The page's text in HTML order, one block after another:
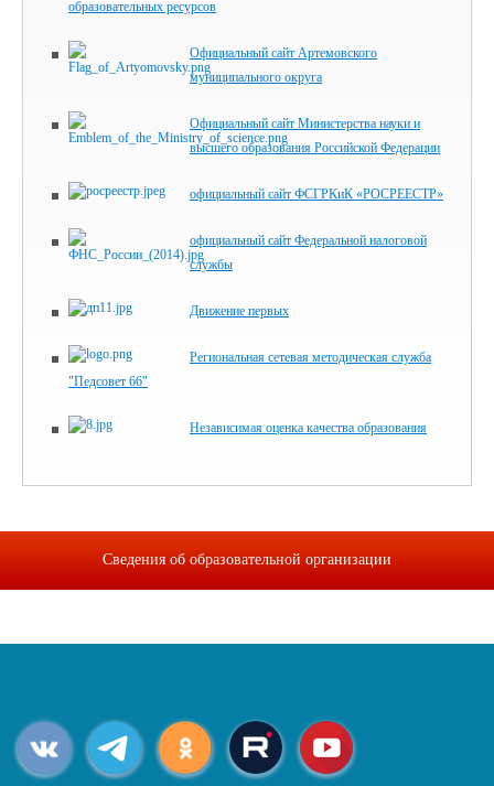
образовательных ресурсов
Официальный сайт Артемовского
муниципального округа
Официальный сайт Министерства науки и
высшего образования Российской Федерации
официальный сайт ФСГРКиК «РОСРЕЕСТР»
официальный сайт Федеральной налоговой
службы
Движение первых
Региональная сетевая методическая служба
"Педсовет 66"
Независимая оценка качества образования
Сведения об образовательной организации